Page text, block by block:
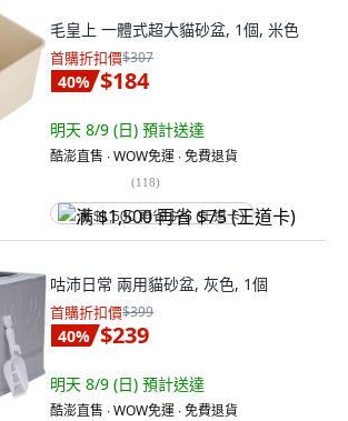
毛皇上 一體式超大貓砂盆, 1個, 米色
首購折扣價$307
40% $184
明天 8/9 (日) 預計送達
酷澎直售 ∙ WOW免運 ∙ 免費退貨
(118)
满 $1,500 再省 $75 (王道卡)
咕沛日常 兩用貓砂盆, 灰色, 1個
首購折扣價$399
40% $239
明天 8/9 (日) 預計送達
酷澎直售 ∙ WOW免運 ∙ 免費退貨